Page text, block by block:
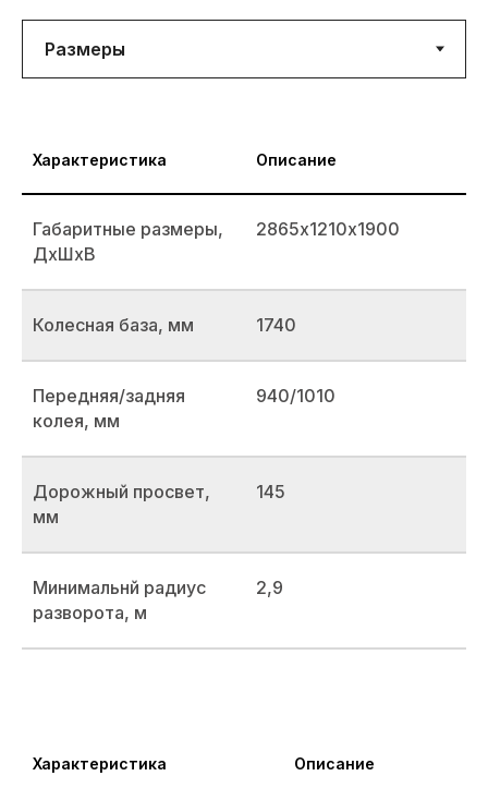
Характеристика Описание
Габаритные размеры,
ДхШхВ
2865х1210х1900
Колесная база, мм 1740
Передняя/задняя
колея, мм
940/1010
Дорожный просвет,
мм
145
Минимальнй радиус
разворота, м
2,9
Характеристика Описание